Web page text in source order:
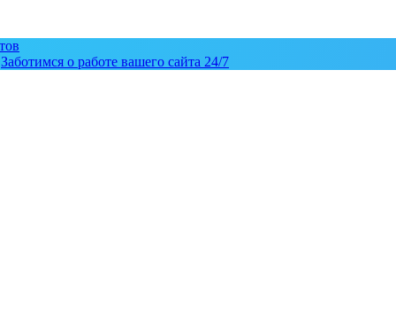
Заботимся о работе вашего сайта 24/7